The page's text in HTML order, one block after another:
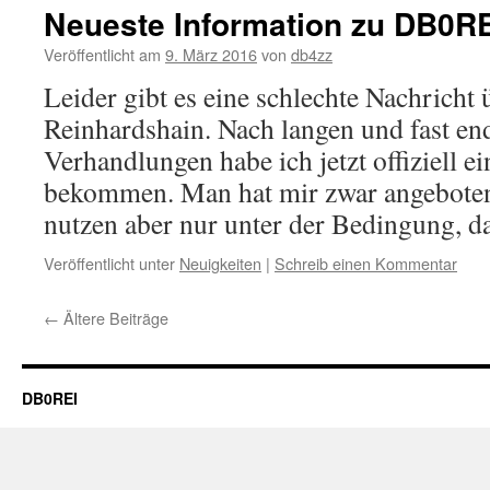
Neueste Information zu
Veröffentlicht am 9. März 2016von db4zz
Leider gibt es eine schlechte Nachricht
Reinhardshain. Nach langen und fast
Verhandlungen habe ich jetzt offiziell
bekommen. Man hat mir zwar
nutzen aber nur unter der Bedingung,
Veröffentlicht unter Neuigkeiten | Schreib einen Kommentar
← Ältere Beiträge
DB0REI